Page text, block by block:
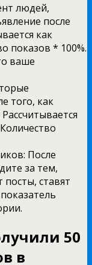
людей,
после
как
показов * 100%.
ваше
того, как
После
за тем,
ставят
50
в